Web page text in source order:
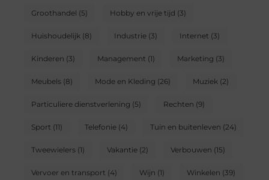
Groothandel (5) Hobby en vrije tijd (3)
Huishoudelijk (8) Industrie(3) Internet (3)
Kinderen (3) Management (1) Marketing (3)
Meubels(8) Mode en Kleding (26) Muziek (2)
Particuliere dienstverlening (5) Rechten (9)
Sport (11) Telefonie(4) Tuin en buitenleven (24)
Tweewielers(1) Vakantie(2) Verbouwen (15)
Vervoer en transport (4) Wijn (1) Winkelen (39)